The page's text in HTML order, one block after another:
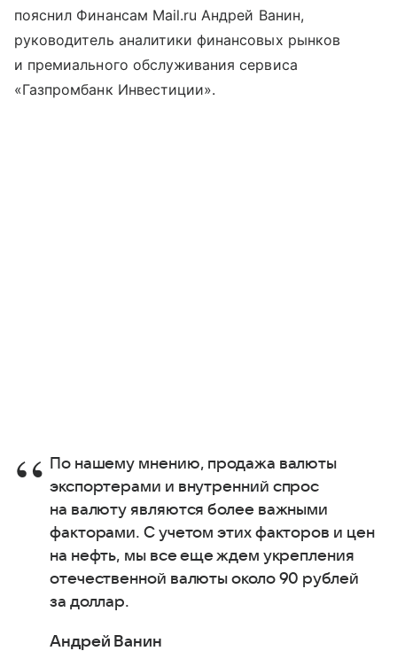
пояснил Финансам Mail.ru Андрей Ванин,
руководитель аналитики финансовых рынков
и премиального обслуживания сервиса
«Газпромбанк Инвестиции».
По нашему мнению, продажа валюты
экспортерами и внутренний спрос
на валюту являются более важными
факторами. С учетом этих факторов и цен
на нефть, мы все еще ждем укрепления
отечественной валюты около 90 рублей
за доллар.
Андрей Ванин